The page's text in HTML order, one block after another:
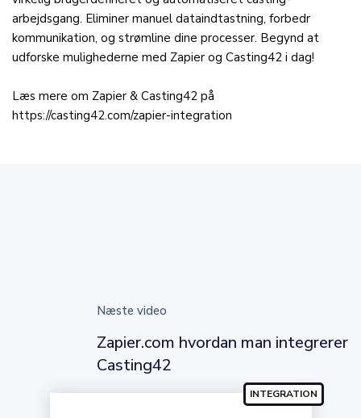
arbejdsgang. Eliminer manuel dataindtastning, forbedr
kommunikation, og strømline dine processer. Begynd at
udforske mulighederne med Zapier og Casting42 i dag!
Læs mere om Zapier & Casting42 på
https://casting42.com/zapier-integration
Næste video
Zapier.com hvordan man integrerer
Casting42